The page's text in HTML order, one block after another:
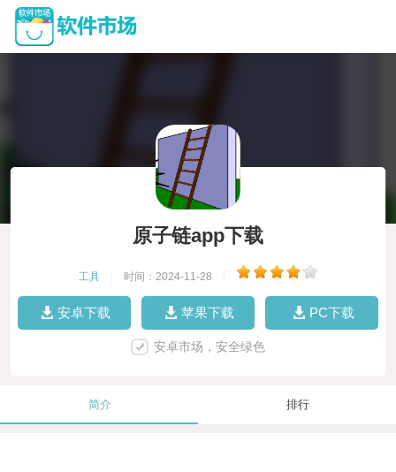
原子链app下载
工具 时间：2024-11-28
安卓下载 苹果下载 PC下载
安卓市场，安全绿色
简介 排行